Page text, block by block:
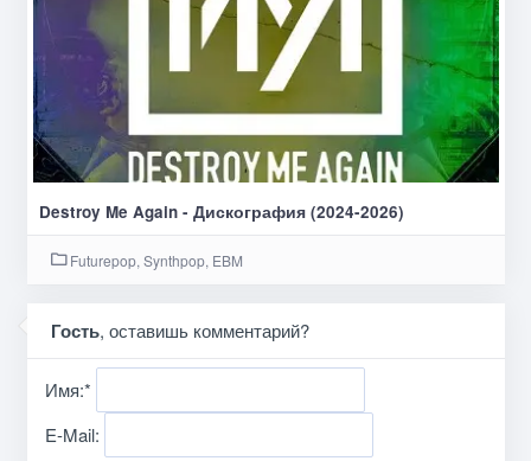
Destroy Me Again - Дискография (2024-2026)
Futurepop, Synthpop, EBM
Гость, оставишь комментарий?
Имя:*
E-Mail: